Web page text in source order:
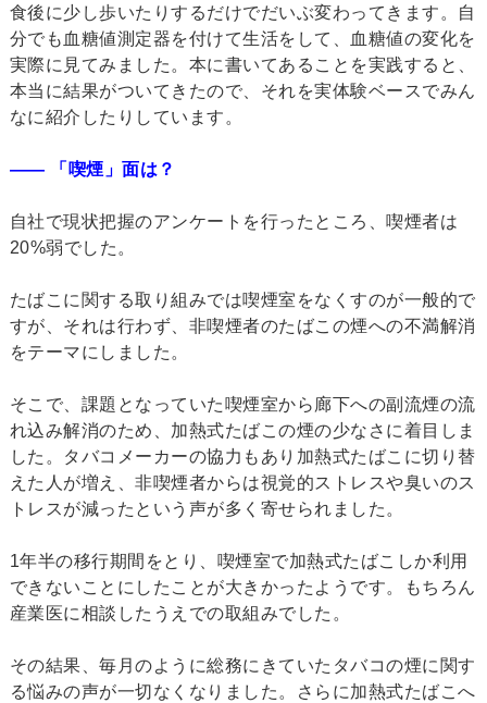
食後に少し歩いたりするだけでだいぶ変わってきます。自
分でも血糖値測定器を付けて生活をして、血糖値の変化を
実際に見てみました。本に書いてあることを実践すると、
本当に結果がついてきたので、それを実体験ベースでみん
なに紹介したりしています。
―― 「喫煙」面は？
自社で現状把握のアンケートを行ったところ、喫煙者は
20%弱でした。
たばこに関する取り組みでは喫煙室をなくすのが一般的で
すが、それは行わず、非喫煙者のたばこの煙への不満解消
をテーマにしました。
そこで、課題となっていた喫煙室から廊下への副流煙の流
れ込み解消のため、加熱式たばこの煙の少なさに着目しま
した。タバコメーカーの協力もあり加熱式たばこに切り替
えた人が増え、非喫煙者からは視覚的ストレスや臭いのス
トレスが減ったという声が多く寄せられました。
1年半の移行期間をとり、喫煙室で加熱式たばこしか利用
できないことにしたことが大きかったようです。もちろん
産業医に相談したうえでの取組みでした。
その結果、毎月のように総務にきていたタバコの煙に関す
る悩みの声が一切なくなりました。さらに加熱式たばこへ